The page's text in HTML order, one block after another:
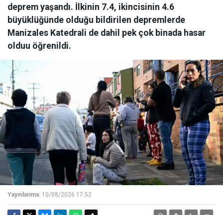
deprem yaşandı. İlkinin 7.4, ikincisinin 4.6
büyüklüğünde olduğu bildirilen depremlerde
Manizales Katedrali de dahil pek çok binada hasar
olduu öğrenildi.
Yayınlanma: 10/08/2026 17:52